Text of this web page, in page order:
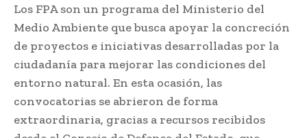
Los FPA son un programa del Ministerio del
Medio Ambiente que busca apoyar la concreción
de proyectos e iniciativas desarrolladas por la
ciudadanía para mejorar las condiciones del
entorno natural. En esta ocasión, las
convocatorias se abrieron de forma
extraordinaria, gracias a recursos recibidos